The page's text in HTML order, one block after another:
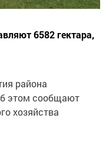
6582 гектара,
района
этом сообщают
хозяйства